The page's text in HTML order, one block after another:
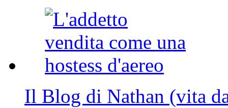
Il Blog di Nathan (vita